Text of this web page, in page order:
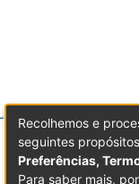
em
Recolhemos e
seguintes
Preferências,
Para saber mais,